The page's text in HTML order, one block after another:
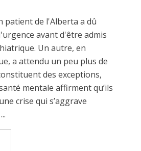
patient de l'Alberta a dû
avant d'être admis
Un autre, en
a attendu un peu plus de
des exceptions,
mentale affirment qu’ils
crise qui s’aggrave